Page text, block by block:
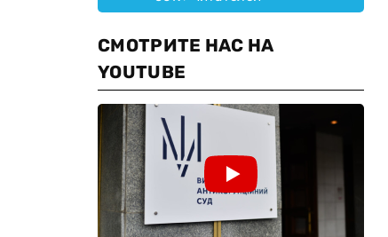
СМОТРИТЕ НАС НА
YOUTUBE